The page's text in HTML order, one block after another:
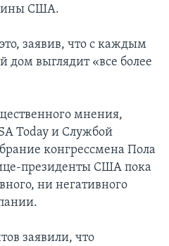
США.
заявив, что с каждым
дом выглядит «все более
мнения,
Today и Службой
конгрессмена Пола
президенты США пока
ни негативного
заявили, что